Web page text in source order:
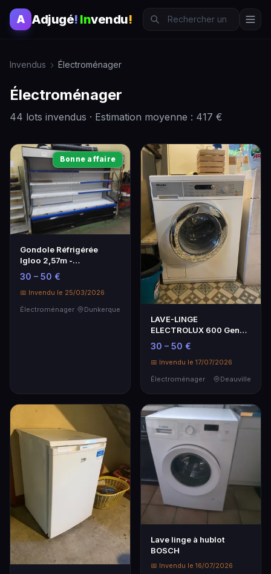
A Adjugé! Invendu!
Invendus Électroménager
Électroménager
44 lots invendus · Estimation moyenne : 417 €
Bonne affaire
Gondole Réfrigérée
Igloo 2,57m -
Électroménager
Professionnel
30 – 50 €
📅 Invendu le 25/03/2026
Électroménager
Dunkerque
LAVE-LINGE
ELECTROLUX 600 Gen
Hecar.
30 – 50 €
📅 Invendu le 17/07/2026
Électroménager
Deauville
Lave linge à hublot
BOSCH
📅 Invendu le 16/07/2026